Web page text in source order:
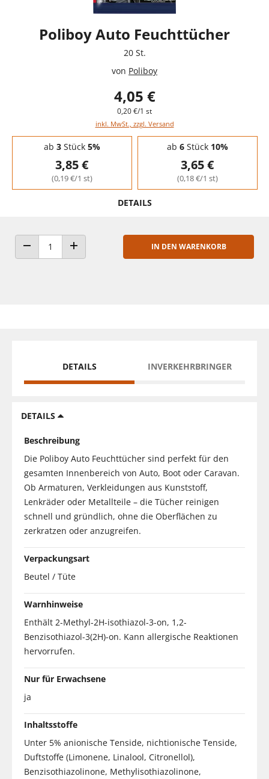
Poliboy Auto Feuchttücher
20 St.
von Poliboy
4,05 €
0,20 €/1 st
inkl. MwSt., zzgl. Versand
Staffelpreise - Mengenrabatt
ab 3Stück 5%
3,85 €
(0,19 €/1 st)
ab 6Stück 10%
3,65 €
(0,18 €/1 st)
DETAILS
ANZAHL VERRINGERNANZAHL ERHÖHEN
IN DEN WARENKORB
DETAILS INVERKEHRBRINGER
DETAILS
Beschreibung
Die Poliboy Auto Feuchttücher sind perfekt für den
gesamten Innenbereich von Auto, Boot oder Caravan.
Ob Armaturen, Verkleidungen aus Kunststoff,
Lenkräder oder Metallteile – die Tücher reinigen
schnell und gründlich, ohne die Oberflächen zu
zerkratzen oder anzugreifen.
Verpackungsart
Beutel / Tüte
Warnhinweise
Enthält 2-Methyl-2H-isothiazol-3-on, 1,2-
Benzisothiazol-3(2H)-on. Kann allergische Reaktionen
hervorrufen.
Nur für Erwachsene
ja
Inhaltsstoffe
Unter 5% anionische Tenside, nichtionische Tenside,
Duftstoffe (Limonene, Linalool, Citronellol),
Benzisothiazolinone, Methylisothiazolinone,